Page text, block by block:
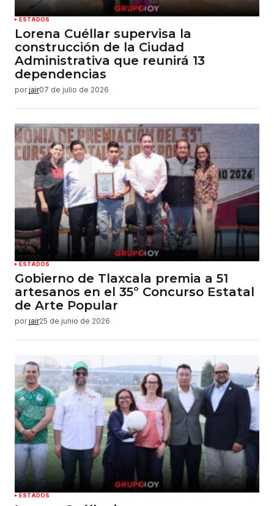
ESTADOS
Lorena Cuéllar supervisa la
construcción de la Ciudad
Administrativa que reunirá 13
dependencias
por jair07 de julio de 2026
ESTADOS
Gobierno de Tlaxcala premia a 51
artesanos en el 35º Concurso Estatal
de Arte Popular
por jair25 de junio de 2026
ESTADOS